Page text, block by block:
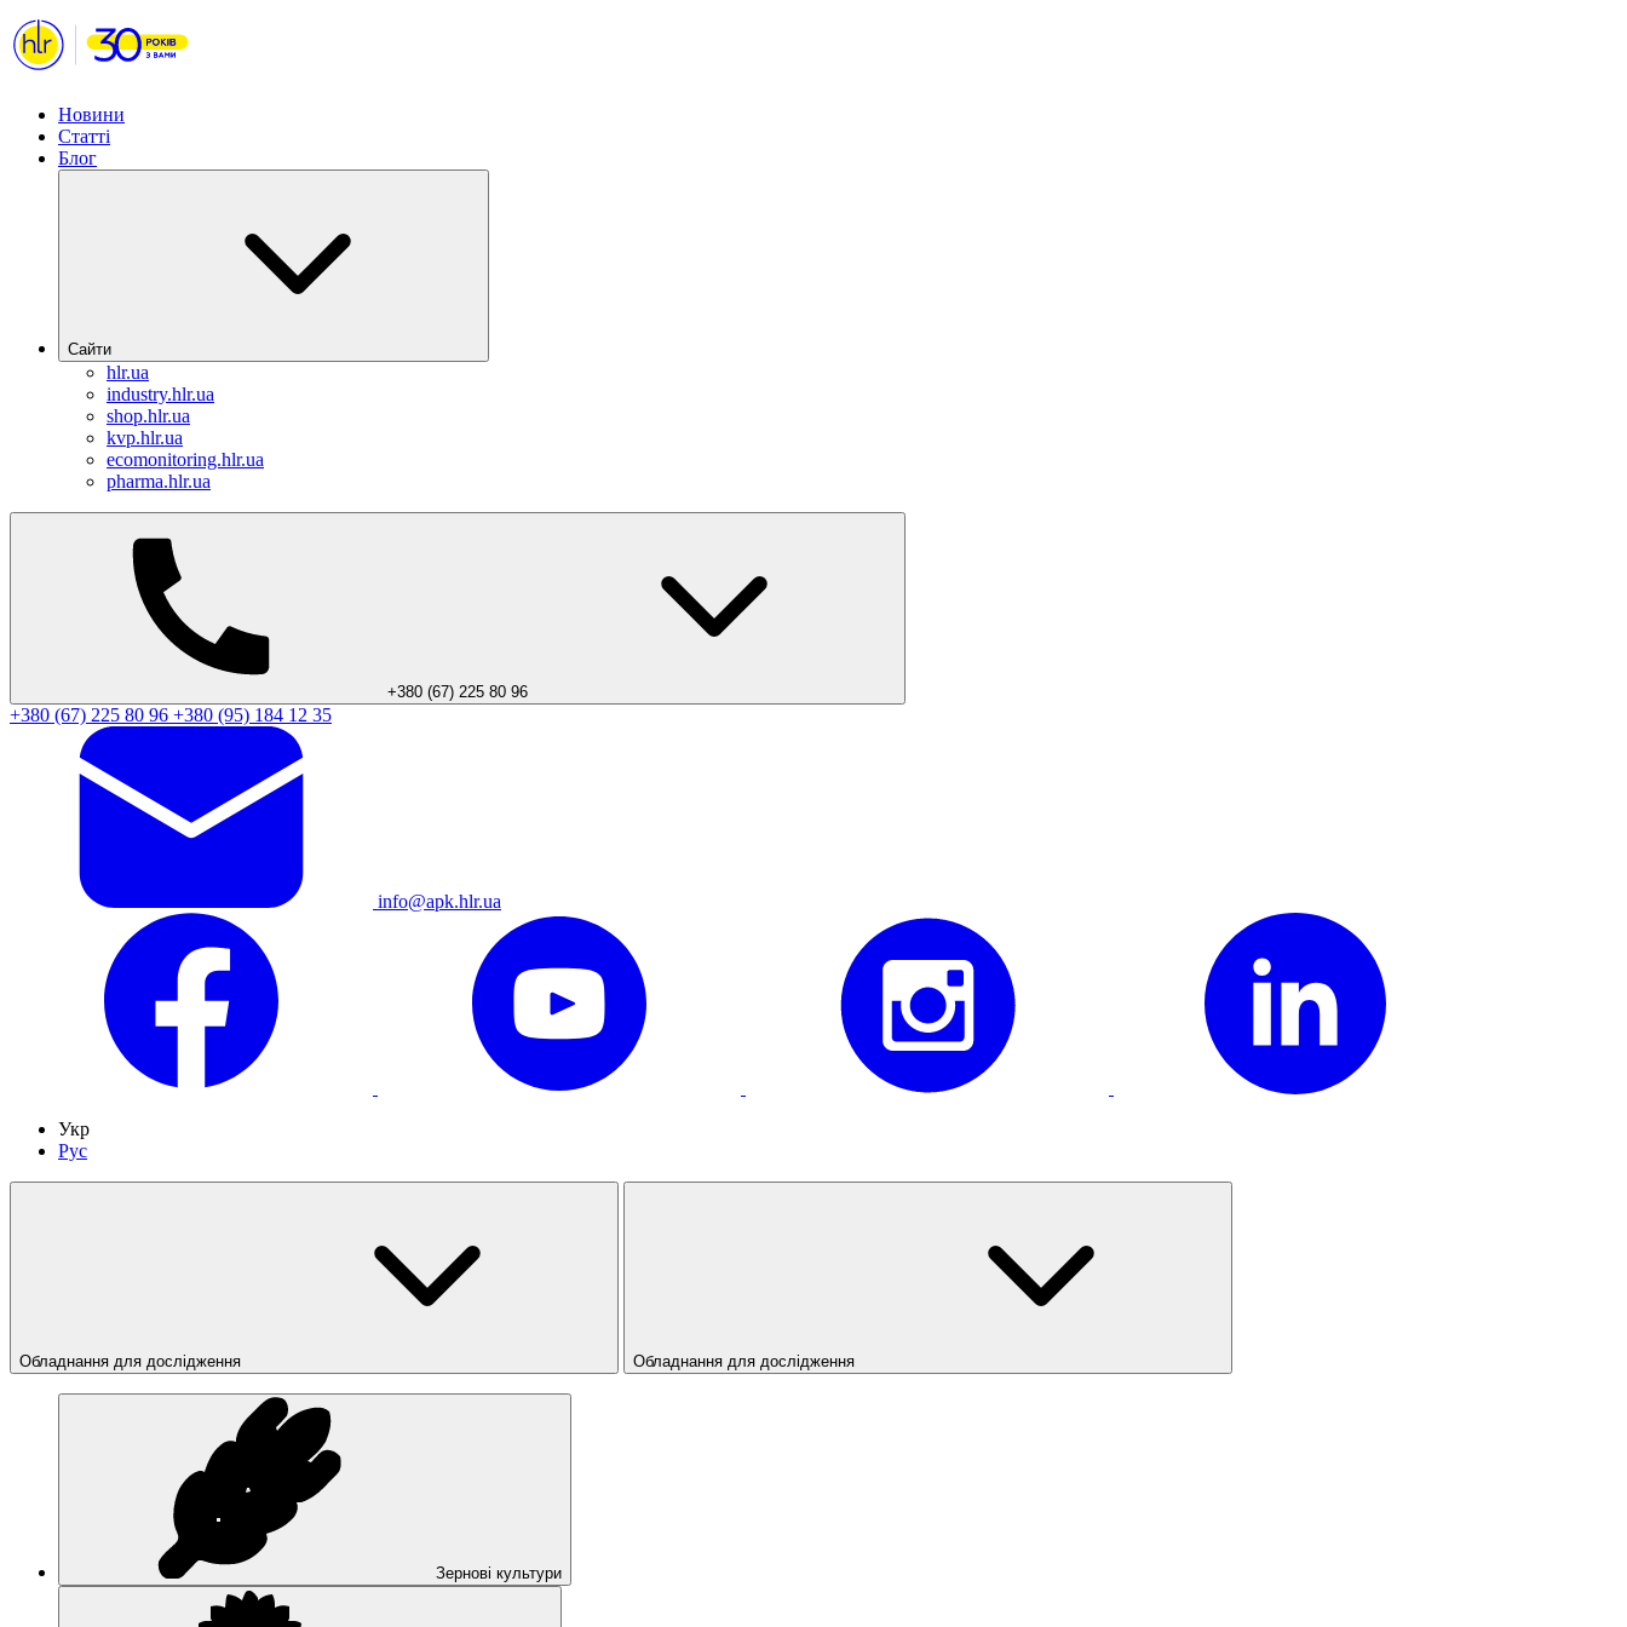
Новини
Статті
Блог
Сайти
hlr.ua
industry.hlr.ua
shop.hlr.ua
kvp.hlr.ua
ecomonitoring.hlr.ua
pharma.hlr.ua
+380 (67) 225 80 96
+380 (67) 225 80 96 +380 (95) 184 12 35
info@apk.hlr.ua
Укр
Рус
Обладнання для дослідження Обладнання для дослідження
Зернові культури